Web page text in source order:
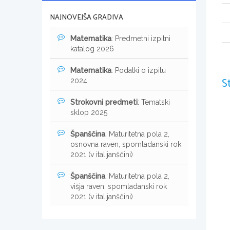
NAJNOVEJŠA GRADIVA
Matematika: Predmetni izpitni
katalog 2026
Matematika: Podatki o izpitu
2024
Strokovni predmeti: Tematski
sklop 2025
Španščina: Maturitetna pola 2,
osnovna raven, spomladanski rok
2021 (v italijanščini)
Španščina: Maturitetna pola 2,
višja raven, spomladanski rok
2021 (v italijanščini)